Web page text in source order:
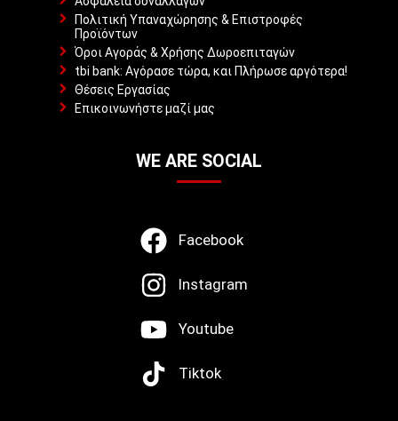
Πολιτική Υπαναχώρησης & Επιστροφές
Προϊόντων
Όροι Αγοράς & Χρήσης Δωροεπιταγών
tbi bank: Αγόρασε τώρα, και Πλήρωσε αργότερα!
Θέσεις Εργασίας
Επικοινωνήστε μαζί μας
WE ARE SOCIAL
Facebook
Instagram
Youtube
Tiktok